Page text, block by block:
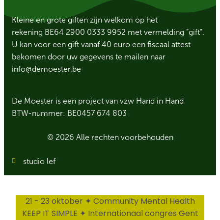
Kleine en grote giften zijn welkom op het
rekening BE64 2900 0333 9952 met vermelding “gift”.
U kan voor een gift vanaf 40 euro een fiscaal attest
bekomen door uw gegevens te mailen naar
info@demoester.be
De Moester is een project van vzw Hand in Hand
BTW-nummer: BE0457 674 803
© 2026 Alle rechten voorbehouden
studio lef
21 - 23 oktober ✦ Community Mental Health
KEEP IT SIMPLE ✦ Internationaal congres Gent